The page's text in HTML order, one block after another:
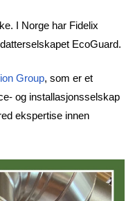
I Norge har Fidelix
EcoGuard.
Group, som er et
og installasjonsselskap
ekspertise innen